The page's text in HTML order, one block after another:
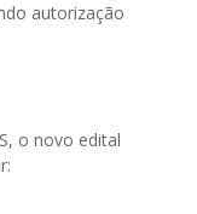
autorização
o novo edital